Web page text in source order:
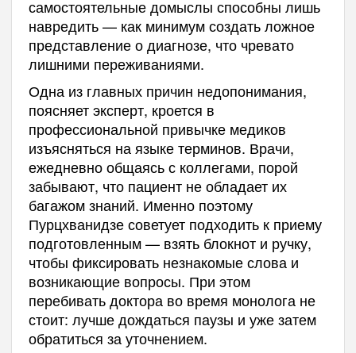
самостоятельные домыслы способны лишь
навредить — как минимум создать ложное
представление о диагнозе, что чревато
лишними переживаниями.
Одна из главных причин недопонимания,
поясняет эксперт, кроется в
профессиональной привычке медиков
изъясняться на языке терминов. Врачи,
ежедневно общаясь с коллегами, порой
забывают, что пациент не обладает их
багажом знаний. Именно поэтому
Пурцхванидзе советует подходить к приему
подготовленным — взять блокнот и ручку,
чтобы фиксировать незнакомые слова и
возникающие вопросы. При этом
перебивать доктора во время монолога не
стоит: лучше дождаться паузы и уже затем
обратиться за уточнением.